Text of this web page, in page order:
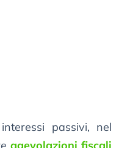
passivi, nel